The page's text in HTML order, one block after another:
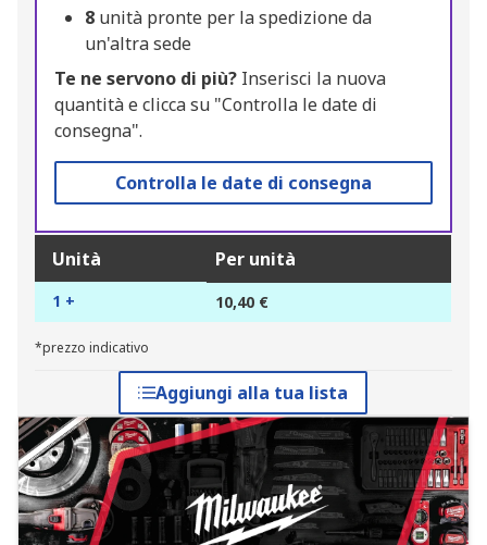
8 unità pronte per la spedizione da
un'altra sede
Te ne servono di più? Inserisci la nuova
quantità e clicca su "Controlla le date di
consegna".
Controlla le date di consegna
Unità Per unità
1 + 10,40 €
*prezzo indicativo
Aggiungi alla tua lista